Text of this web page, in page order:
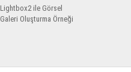
Lightbox2 ile Görsel
Galeri Oluşturma Örneği